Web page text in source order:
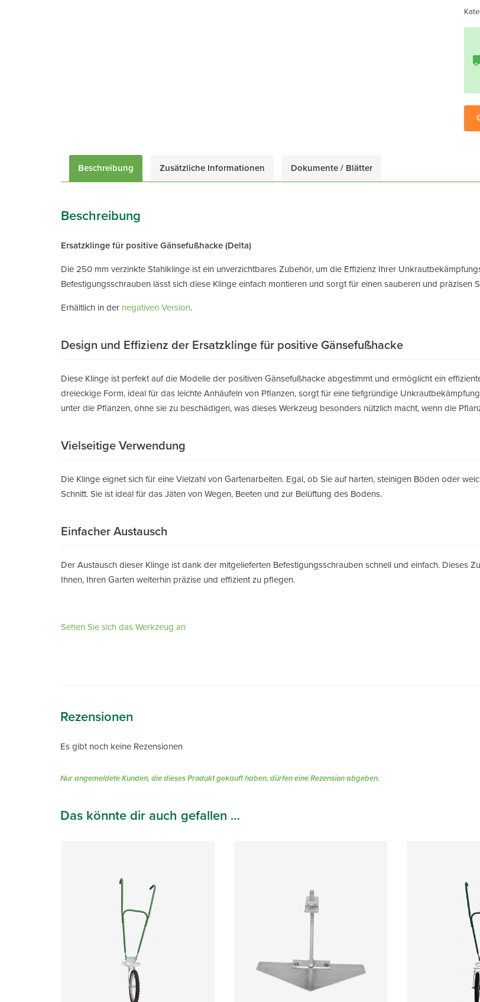
Beschreibung Zusätzliche Informationen Dokumente / Blätter
Beschreibung
Ersatzklinge für positive Gänsefußhacke (Delta)
Die 250 mm verzinkte Stahlklinge ist ein unverzichtbares Zubehör, um die Effizienz Ihrer
Befestigungsschrauben lässt sich diese Klinge einfach montieren und sorgt für einen sauberen und präzisen
Erhältlich in der negativen Version.
Design und Effizienz der Ersatzklinge für positive Gänsefußhacke
Diese Klinge ist perfekt auf die Modelle der positiven Gänsefußhacke abgestimmt und ermöglicht ein
dreieckige Form, ideal für das leichte Anhäufeln von Pflanzen, sorgt für eine tiefgründige
unter die Pflanzen, ohne sie zu beschädigen, was dieses Werkzeug besonders nützlich macht, wenn die
Vielseitige Verwendung
Die Klinge eignet sich für eine Vielzahl von Gartenarbeiten. Egal, ob Sie auf harten, steinigen Böden oder
Schnitt. Sie ist ideal für das Jäten von Wegen, Beeten und zur Belüftung des Bodens.
Einfacher Austausch
Der Austausch dieser Klinge ist dank der mitgelieferten Befestigungsschrauben schnell und einfach. Dieses
Ihnen, Ihren Garten weiterhin präzise und effizient zu pflegen.
Sehen Sie sich das Werkzeug an
Rezensionen
Es gibt noch keine Rezensionen
Nur angemeldete Kunden, die dieses Produkt gekauft haben, dürfen eine Rezension abgeben.
Das könnte dir auch gefallen …